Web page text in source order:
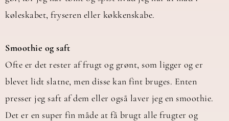
køleskabet, fryseren eller køkkenskabe.
Smoothie og saft
Ofte er det rester af frugt og grønt, som ligger og er
blevet lidt slatne, men disse kan fint bruges. Enten
presser jeg saft af dem eller også laver jeg en smoothie.
Det er en super fin måde at få brugt alle frugter og